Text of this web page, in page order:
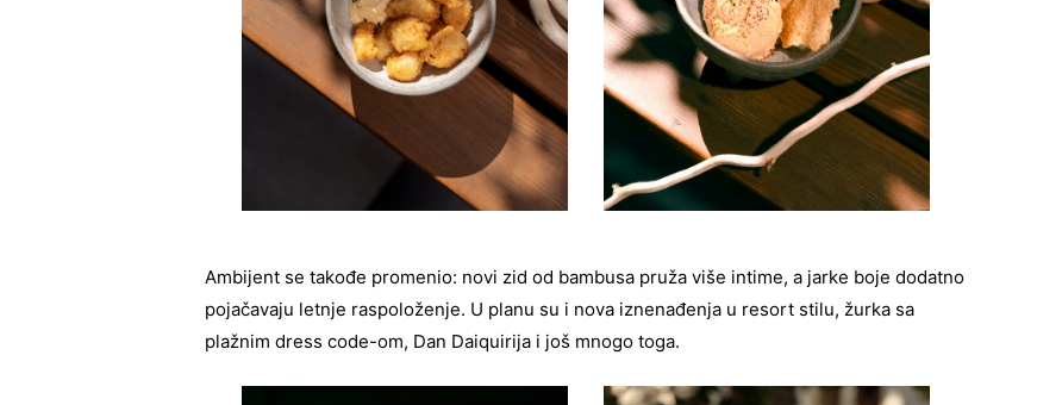
Ambijent se takođe promenio: novi zid od bambusa pruža više intime, a jarke boje dodatno
pojačavaju letnje raspoloženje. U planu su i nova iznenađenja u resort stilu, žurka sa
plažnim dress code-om, Dan Daiquirija i još mnogo toga.